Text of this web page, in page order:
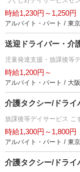
時給1,230円～1,250円
アルバイト・パート / 東
送迎ドライバー・介
児童発達支援・放課後等
時給1,200円～
アルバイト・パート / 大
介護タクシー/ドライ
放課後等デイサービス こ
時給1,300円～1,800円
アルバイト・パート / 東
介護タクシー/ドライ